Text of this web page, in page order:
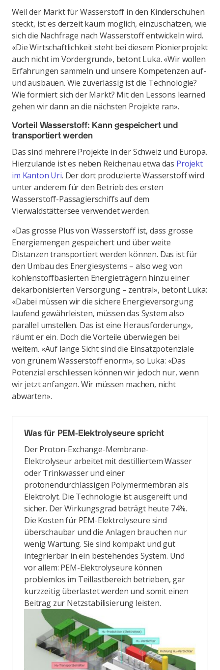
Weil der Markt für Wasserstoff in den Kinderschuhen
steckt, ist es derzeit kaum möglich, einzuschätzen, wie
sich die Nachfrage nach Wasserstoff entwickeln wird.
«Die Wirtschaftlichkeit steht bei diesem Pionierprojekt
auch nicht im Vordergrund», betont Luka. «Wir wollen
Erfahrungen sammeln und unsere Kompetenzen auf-
und ausbauen. Wie zuverlässig ist die Technologie?
Wie formiert sich der Markt? Mit den Lessons learned
gehen wir dann an die nächsten Projekte ran».
Vorteil Wasserstoff: Kann gespeichert und
transportiert werden
Das sind mehrere Projekte in der Schweiz und Europa.
Hierzulande ist es neben Reichenau etwa das Projekt
im Kanton Uri. Der dort produzierte Wasserstoff wird
unter anderem für den Betrieb des ersten
Wasserstoff-Passagierschiffs auf dem
Vierwaldstättersee verwendet werden.
«Das grosse Plus von Wasserstoff ist, dass grosse
Energiemengen gespeichert und über weite
Distanzen transportiert werden können. Das ist für
den Umbau des Energiesystems – also weg von
kohlenstoffbasierten Energieträgern hinzu einer
dekarbonisierten Versorgung – zentral», betont Luka:
«Dabei müssen wir die sichere Energieversorgung
laufend gewährleisten, müssen das System also
parallel umstellen. Das ist eine Herausforderung»,
räumt er ein. Doch die Vorteile überwiegen bei
weitem. «Auf lange Sicht sind die Einsatzpotenziale
von grünem Wasserstoff enorm», so Luka: «Das
Potenzial erschliessen können wir jedoch nur, wenn
wir jetzt anfangen. Wir müssen machen, nicht
abwarten».
Was für PEM-Elektrolyseure spricht
Der Proton-Exchange-Membrane-
Elektrolyseur arbeitet mit destilliertem Wasser
oder Trinkwasser und einer
protonendurchlässigen Polymermembran als
Elektrolyt. Die Technologie ist ausgereift und
sicher. Der Wirkungsgrad beträgt heute 74%.
Die Kosten für PEM-Elektrolyseure sind
überschaubar und die Anlagen brauchen nur
wenig Wartung. Sie sind kompakt und gut
integrierbar in ein bestehendes System. Und
vor allem: PEM-Elektrolyseure können
problemlos im Teillastbereich betrieben, gar
kurzzeitig überlastet werden und somit einen
Beitrag zur Netzstabilisierung leisten.